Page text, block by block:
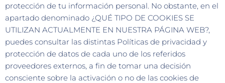
protección de tu información personal. No obstante, en el
apartado denominado ¿QUÉ TIPO DE COOKIES SE
UTILIZAN ACTUALMENTE EN NUESTRA PÁGINA WEB?,
puedes consultar las distintas Políticas de privacidad y
protección de datos de cada uno de los referidos
proveedores externos, a fin de tomar una decisión
consciente sobre la activación o no de las cookies de